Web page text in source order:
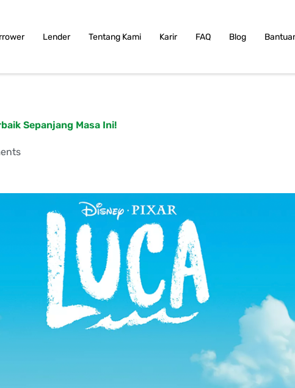
Lender Tentang Kami Karir FAQ Blog
Sepanjang Masa Ini!